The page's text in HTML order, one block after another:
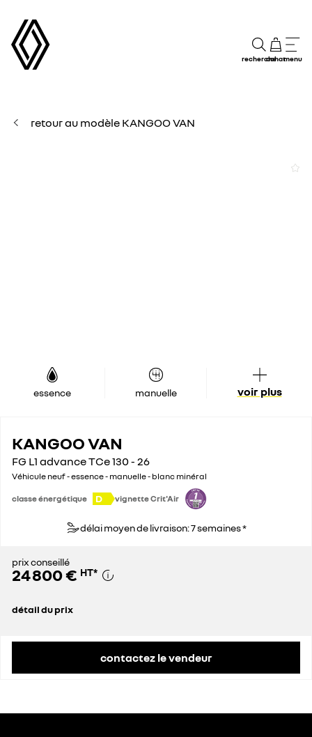
rechercheachatmenu
retour au modèle KANGOO VAN
essence manuelle voir plus
KANGOO VAN
FG L1 advance TCe 130 - 26
Véhicule neuf - essence - manuelle - blanc minéral
classe énergétique D vignette Crit'Air
délai moyen de livraison: 7 semaines *
prix conseillé
24 800 € HT*
détail du prix
contactez le vendeur